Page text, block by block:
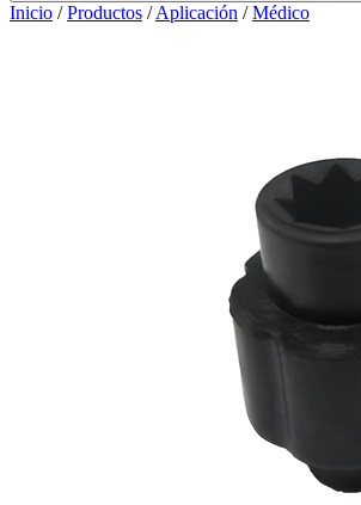
Inicio /Productos /Aplicación /Médico